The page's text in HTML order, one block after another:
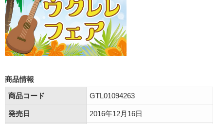
商品情報
商品コード
GTL01094263
発売日 2016年12月16日